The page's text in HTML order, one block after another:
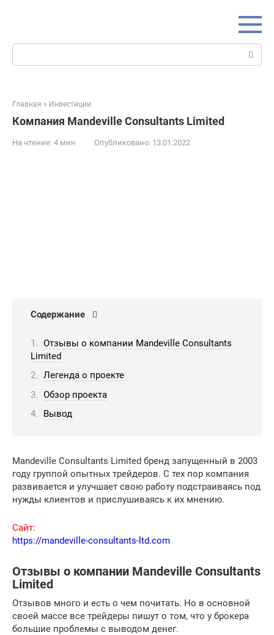
Поиск:
Главная » Инвестиции
Компания Mandeville Consultants Limited
На чтение: 4 мин Опубликовано: 13.01.2022
Содержание
Отзывы о компании Mandeville Consultants
Limited
Легенда о проекте
Обзор проекта
Вывод
Mandeville Consultants Limited бренд запущенный в 2003
году группой опытных трейдеров. С тех пор компания
развивается и улучшает свою работу подстраиваясь под
нужды клиентов и прислушиваясь к их мнению.
Сайт:
https://mandeville-consultants-ltd.com
Отзывы о компании Mandeville Consultants
Limited
Отзывов много и есть о чем почитать. Но в основной
своей массе все трейдеры пишут о том, что у брокера
большие проблемы с выводом денег.